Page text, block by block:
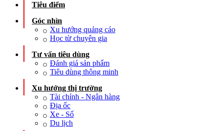
Tiêu điểm
Góc nhìn
Xu hướng quảng cáo
Học từ chuyên gia
Tư vấn tiêu dùng
Đánh giá sản phẩm
Tiêu dùng thông minh
Xu hướng thị trường
Tài chính - Ngân hàng
Địa ốc
Xe - Số
Du lịch